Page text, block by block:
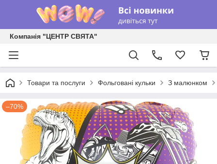
Компанія "ЦЕНТР СВЯТА"
Товари та послуги Фольговані кульки З малюнком
–70%